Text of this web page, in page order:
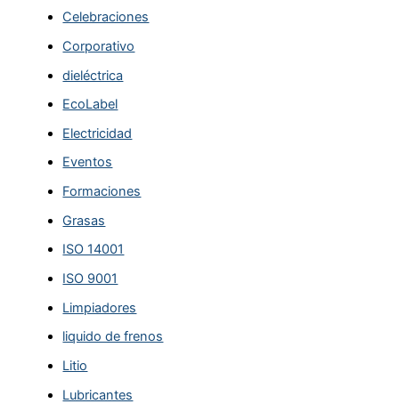
Celebraciones
Corporativo
dieléctrica
EcoLabel
Electricidad
Eventos
Formaciones
Grasas
ISO 14001
ISO 9001
Limpiadores
liquido de frenos
Litio
Lubricantes